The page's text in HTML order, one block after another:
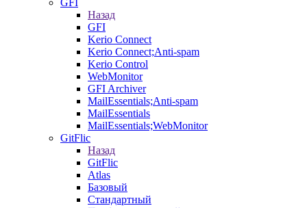
GFI
Назад
GFI
Kerio Connect
Kerio Connect;Anti-spam
Kerio Control
WebMonitor
GFI Archiver
MailEssentials;Anti-spam
MailEssentials
MailEssentials;WebMonitor
GitFlic
Назад
GitFlic
Atlas
Базовый
Стандартный